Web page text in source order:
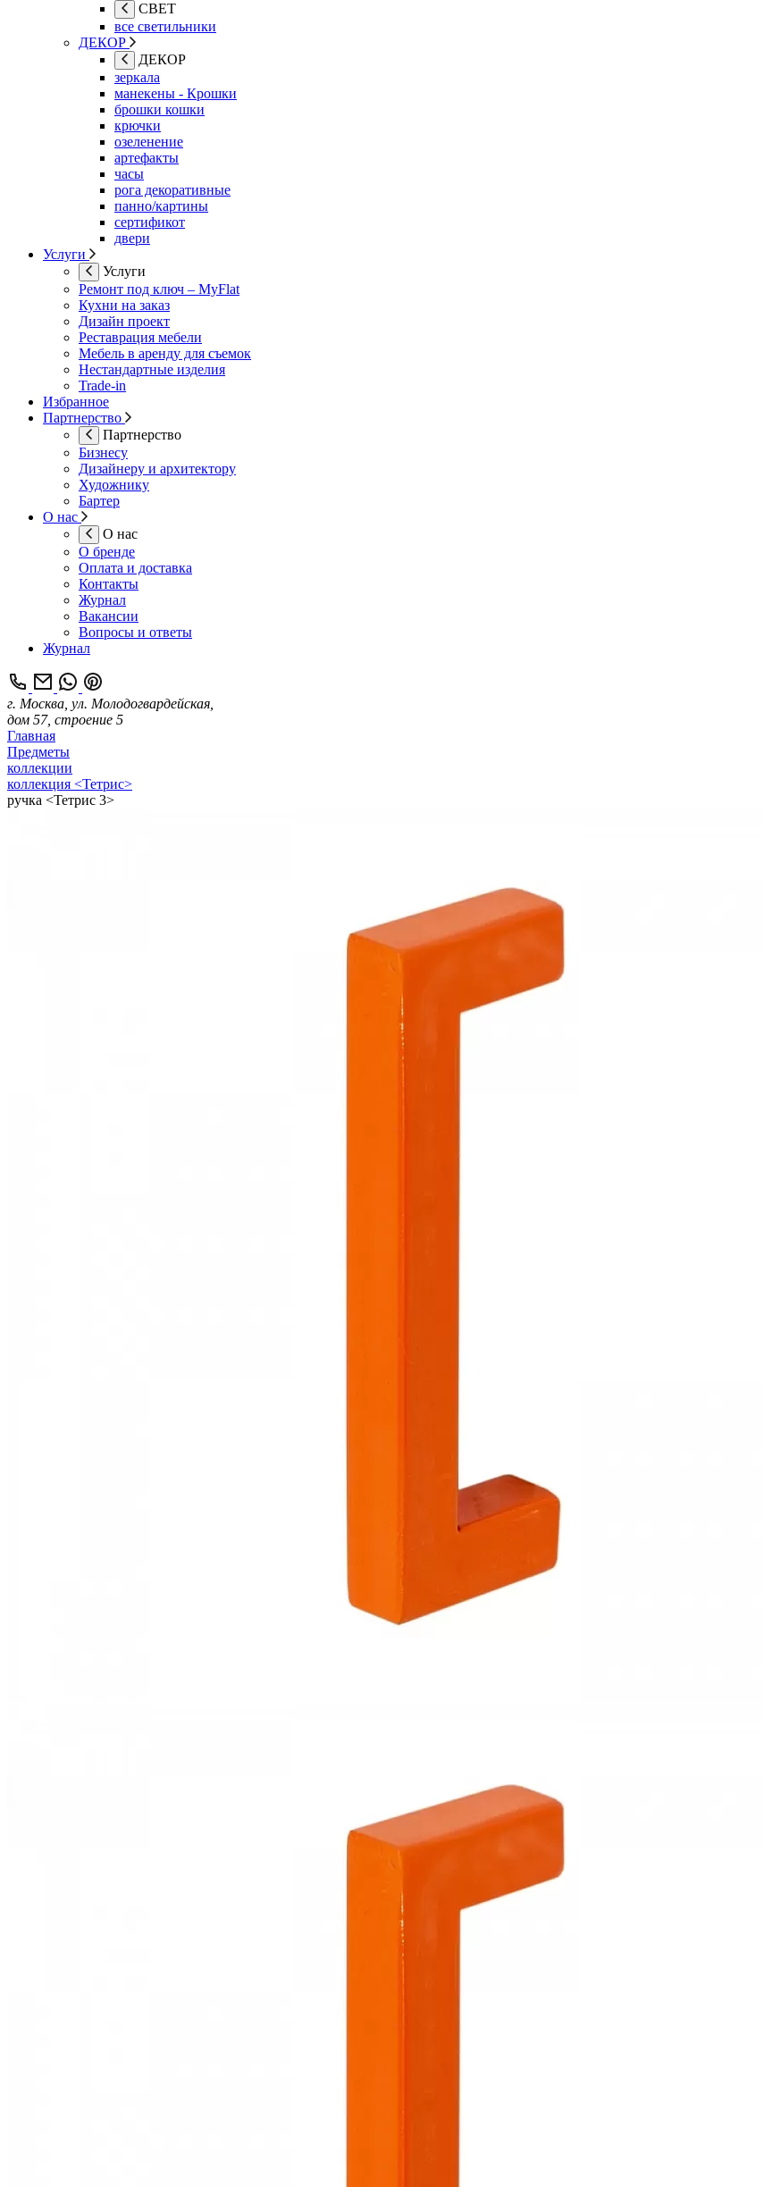
СВЕТ
все светильники
ДЕКОР
ДЕКОР
зеркала
манекены - Крошки
брошки кошки
крючки
озеленение
артефакты
часы
рога декоративные
панно/картины
сертификот
двери
Услуги
Услуги
Ремонт под ключ – MyFlat
Кухни на заказ
Дизайн проект
Реставрация мебели
Мебель в аренду для съемок
Нестандартные изделия
Trade-in
Избранное
Партнерство
Партнерство
Бизнесу
Дизайнеру и архитектору
Художнику
Бартер
О нас
О нас
О бренде
Оплата и доставка
Контакты
Журнал
Вакансии
Вопросы и ответы
Журнал
г. Москва, ул. Молодогвардейская,
дом 57, строение 5
Главная
Предметы
коллекции
коллекция <Тетрис>
ручка <Тетрис 3>